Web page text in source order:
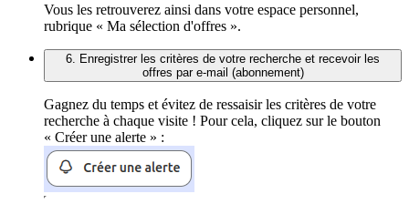
Vous les retrouverez ainsi dans votre espace personnel,
rubrique « Ma sélection d'offres ».
6. Enregistrer les critères de votre recherche et recevoir les
offres par e-mail (abonnement)
Gagnez du temps et évitez de ressaisir les critères de votre
recherche à chaque visite ! Pour cela, cliquez sur le bouton
« Créer une alerte » :